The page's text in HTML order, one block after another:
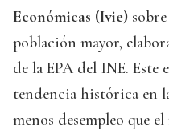
Económicas (Ivie) sobre
población mayor,
de la EPA del INE. Este
tendencia histórica en
menos desempleo que